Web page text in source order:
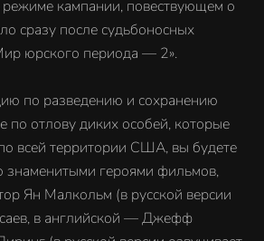
кампании, повествующем о
сразу после судьбоносных
юрского периода — 2».
по разведению и сохранению
по отлову диких особей, которые
всей территории США, вы будете
знаменитыми героями фильмов,
Ян Малкольм (в русской версии
в английской — Джефф